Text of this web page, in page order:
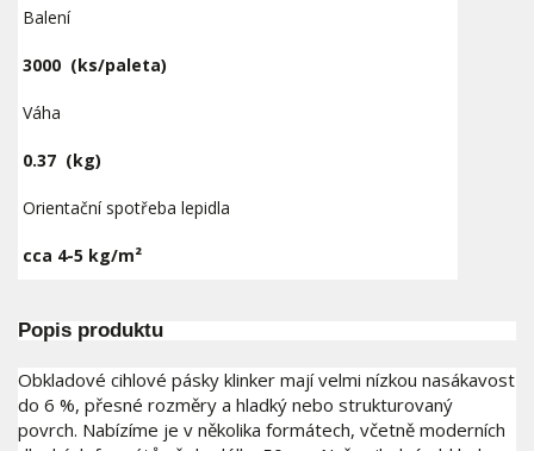
Balení
3000 (ks/paleta)
Váha
0.37 (kg)
Orientační spotřeba lepidla
cca 4-5 kg/m²
Popis produktu
Obkladové cihlové pásky klinker mají velmi nízkou nasákavost
do 6 %, přesné rozměry a hladký nebo strukturovaný
povrch. Nabízíme je v několika formátech, včetně moderních